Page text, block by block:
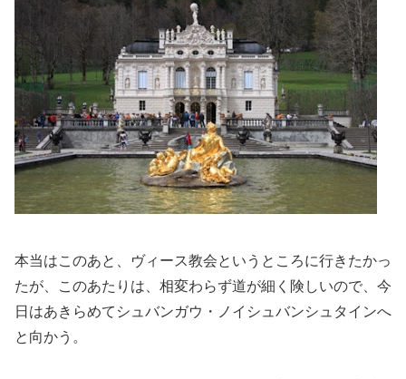
本当はこのあと、ヴィース教会というところに行きたかっ
たが、このあたりは、相変わらず道が細く険しいので、今
日はあきらめてシュバンガウ・ノイシュバンシュタインへ
と向かう。